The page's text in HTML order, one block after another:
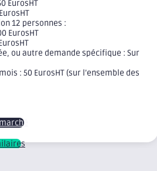
EurosHT
12 personnes :
EurosHT
ou autre demande spécifique : Sur
: 50 EurosHT (sur l’ensemble des